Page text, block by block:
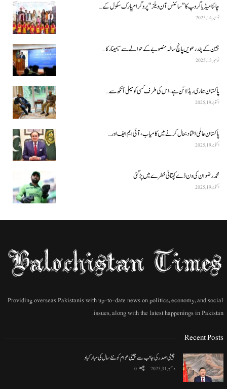
چائنا میڈیا گروپ کا ”سائنس آن ویلز“ پروگرام پارک سکول کے…
نومبر 14, 2025
چین کے پندرھویں پانچ سالہ منصوبے کے حوالے سے سیمینار کا…
نومبر 13, 2025
پاکستان ہماری ریڈ لائن ہے، اس کی طرف کسی کو میلی آنکھ سے…
اکتوبر 19, 2025
پاکستان عالمی اعتماد بحال کرنے میں کامیاب، آئی ایم ایف اور…
اکتوبر 19, 2025
محمد رضوان کی ون ڈے کپتانی خطرے میں پڑ گئی
اکتوبر 19, 2025
Providing overseas Pakistanis with up-to-date news on politics, economy, and social
issues, along with the latest happenings in Pakistan.
Recent Posts
چینی صدر کی جانب سے چینی عوام کو نئے سال کی مبارکباد
دسمبر 31, 2025 0